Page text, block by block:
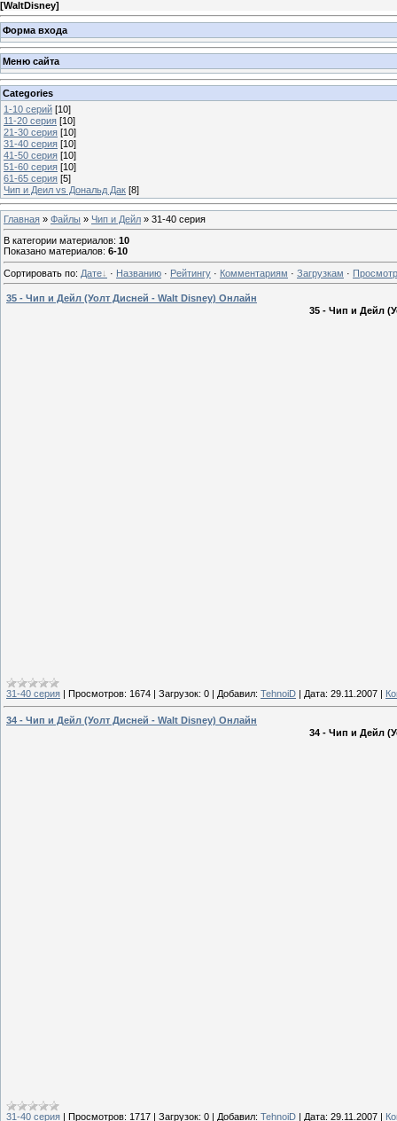
[WaltDisney]
Форма входа
Меню сайта
Categories
1-10 серий [10]
11-20 серия [10]
21-30 серия [10]
31-40 серия [10]
41-50 серия [10]
51-60 серия [10]
61-65 серия [5]
Чип и Деил vs Дональд Дак [8]
Главная » Файлы » Чип и Дейл » 31-40 серия
В категории материалов: 10
Показано материалов: 6-10
Сортировать по: Дате · Названию · Рейтингу · Комментариям · Загрузкам ·
35 - Чип и Дейл (Уолт Дисней - Walt Disney) Онлайн
35 - Чип и Дейл
31-40 серия | Просмотров: 1674 | Загрузок: 0 | Добавил: TehnoiD | Дата: 29.11.2007 |
34 - Чип и Дейл (Уолт Дисней - Walt Disney) Онлайн
34 - Чип и Дейл
31-40 серия | Просмотров: 1717 | Загрузок: 0 | Добавил: TehnoiD | Дата: 29.11.2007 |